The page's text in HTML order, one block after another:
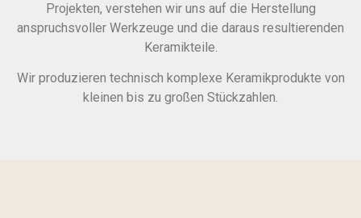
Projekten, verstehen wir uns auf die Herstellung
anspruchsvoller Werkzeuge und die daraus resultierenden
Keramikteile.
Wir produzieren technisch komplexe Keramikprodukte von
kleinen bis zu großen Stückzahlen.